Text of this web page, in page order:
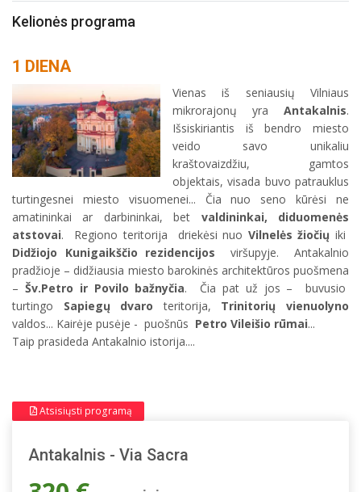
Kelionės programa
1 DIENA
Vienas iš seniausių Vilniaus
mikrorajonų yra Antakalnis.
Išsiskiriantis iš bendro miesto
veido savo unikaliu
kraštovaizdžiu, gamtos
objektais, visada buvo patrauklus
turtingesnei miesto visuomenei... Čia nuo seno kūrėsi ne
amatininkai ar darbininkai, bet valdininkai, diduomenės
atstovai. Regiono teritorija driekėsi nuo Vilnelės žiočių iki
Didžiojo Kunigaikščio rezidencijos viršupyje. Antakalnio
pradžioje – didžiausia miesto barokinės architektūros puošmena
– Šv.Petro ir Povilo bažnyčia. Čia pat už jos – buvusio
turtingo Sapiegų dvaro teritorija, Trinitorių vienuolyno
valdos... Kairėje pusėje - puošnūs Petro Vileišio rūmai...
Taip prasideda Antakalnio istorija....
Atsisiųsti programą
Antakalnis - Via Sacra